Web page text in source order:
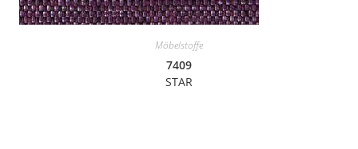
Möbelstoffe
7409
STAR